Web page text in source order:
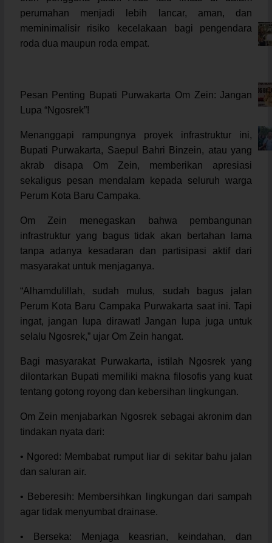
perumahan menjadi lebih lancar, aman, dan
meminimalisir risiko kecelakaan bagi pengendara
roda dua maupun roda empat.
Pesan Penting Bupati Purwakarta Om Zein: Jangan
Lupa “Ngosrek”!
Menanggapi rampungnya proyek infrastruktur ini,
Bupati Purwakarta, Saepul Bahri Binzein, atau yang
akrab disapa Om Zein, memberikan apresiasi
sekaligus pesan mendalam kepada seluruh warga
Perum Kota Baru Campaka.
Om Zein menegaskan bahwa pembangunan
infrastruktur yang bagus tidak akan bertahan lama
tanpa adanya kesadaran dan partisipasi aktif dari
masyarakat untuk menjaganya.
“Alhamdulillah, sudah mulus, sudah bagus jalan
Perum Kota Baru Campaka Purwakarta saat ini. Tapi
ingat, jangan lupa dirawat! Jangan lupa juga untuk
selalu Ngosrek,” ujar Om Zein hangat.
Bagi masyarakat Purwakarta, istilah Ngosrek yang
dilontarkan Bupati memiliki makna filosofis yang kuat
tentang gotong royong dan kebersihan lingkungan.
Om Zein menjabarkan Ngosrek sebagai akronim dan
tindakan nyata dari:
• Ngored: Membabat rumput liar di sekitar bahu jalan
dan saluran air.
• Beberesih: Membersihkan lingkungan dari sampah
agar tidak menyumbat drainase.
• Berseka: Menjaga keasrian, keindahan, dan